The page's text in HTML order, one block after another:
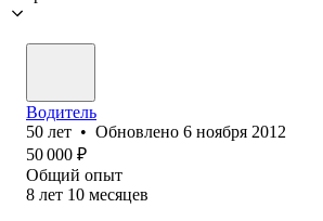
Водитель
50 лет • Обновлено 6 ноября 2012
50 000 ₽
Общий опыт
8 лет 10 месяцев